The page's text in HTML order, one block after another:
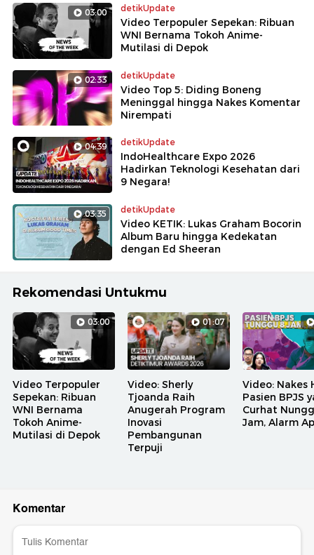
03:00 detikUpdate
Video Terpopuler Sepekan: Ribuan
WNI Bernama Tokoh Anime-
Mutilasi di Depok
02:33 detikUpdate
Video Top 5: Diding Boneng
Meninggal hingga Nakes Komentar
Nirempati
04:39 detikUpdate
IndoHealthcare Expo 2026
Hadirkan Teknologi Kesehatan dari
9 Negara!
03:35 detikUpdate
Video KETIK: Lukas Graham Bocorin
Album Baru hingga Kedekatan
dengan Ed Sheeran
Rekomendasi Untukmu
03:00
Video Terpopuler
Sepekan: Ribuan
WNI Bernama
Tokoh Anime-
Mutilasi di Depok
01:07
Video: Sherly
Tjoanda Raih
Anugerah Program
Inovasi
Pembangunan
Terpuji
Video: Nakes
Pasien BPJS
Curhat
Jam, Alarm